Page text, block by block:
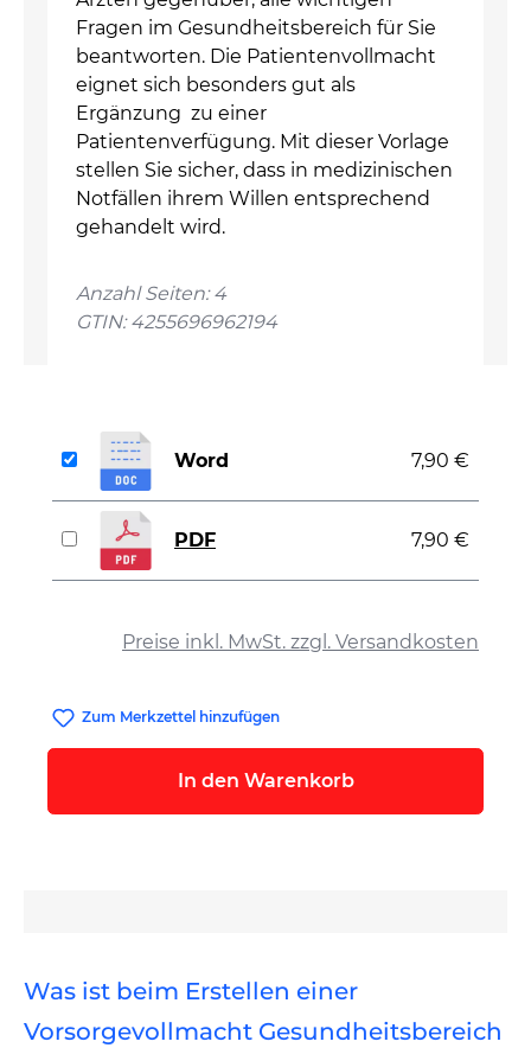
Fragen im Gesundheitsbereich für Sie
beantworten. Die Patientenvollmacht
eignet sich besonders gut als
Ergänzung zu einer
Patientenverfügung. Mit dieser Vorlage
stellen Sie sicher, dass in medizinischen
Notfällen ihrem Willen entsprechend
gehandelt wird.
Anzahl Seiten: 4
GTIN: 4255696962194
Preise inkl. MwSt. zzgl. Versandkosten
Word 7,90 €
PDF 7,90 €
Zum Merkzettel hinzufügen
In den Warenkorb
Was ist beim Erstellen einer
Vorsorgevollmacht Gesundheitsbereich